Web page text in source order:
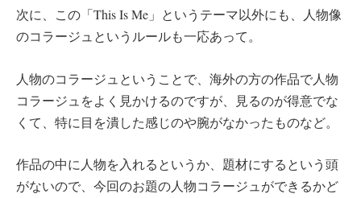
次に、この「This Is Me」というテーマ以外にも、人物像
のコラージュというルールも一応あって。
人物のコラージュということで、海外の方の作品で人物
コラージュをよく見かけるのですが、見るのが得意でな
くて、特に目を潰した感じのや腕がなかったものなど。
作品の中に人物を入れるというか、題材にするという頭
がないので、今回のお題の人物コラージュができるかど